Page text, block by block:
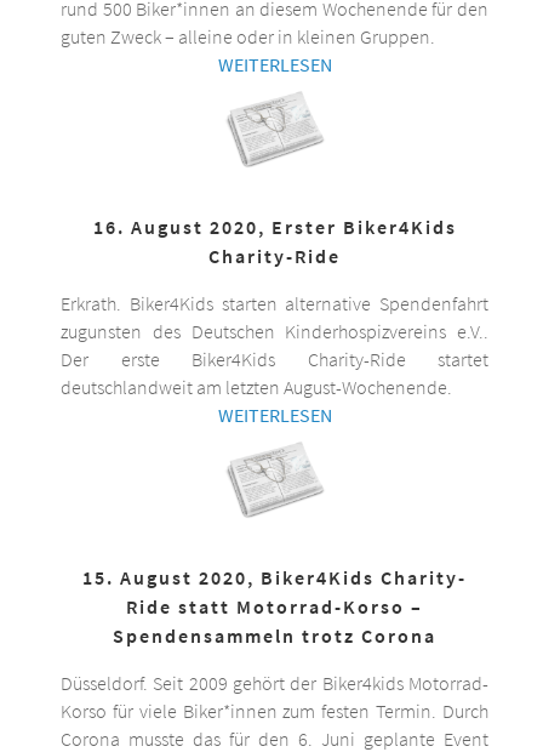
rund 500 Biker*innen an diesem Wochenende für den
guten Zweck – alleine oder in kleinen Gruppen.
WEITERLESEN
16. August 2020, Erster Biker4Kids
Charity-Ride
Erkrath. Biker4Kids starten alternative Spendenfahrt
zugunsten des Deutschen Kinderhospizvereins e.V..
Der erste Biker4Kids Charity-Ride startet
deutschlandweit am letzten August-Wochenende.
WEITERLESEN
15. August 2020, Biker4Kids Charity-
Ride statt Motorrad-Korso –
Spendensammeln trotz Corona
Düsseldorf. Seit 2009 gehört der Biker4kids Motorrad-
Korso für viele Biker*innen zum festen Termin. Durch
Corona musste das für den 6. Juni geplante Event